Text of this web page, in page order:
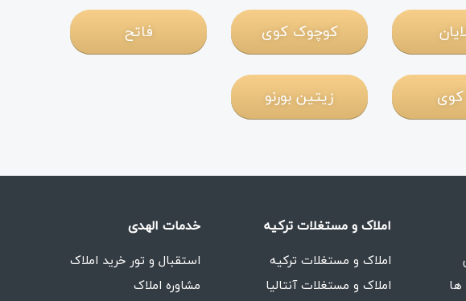
کوچوک کوی فاتح
کوی زیتین بورنو
ها
املاک و مستغلات ترکیه
املاک و مستغلات ترکیه
املاک و مستغلات آنتالیا
خدمات الهدی
استقبال و تور خرید املاک
مشاوره املاک